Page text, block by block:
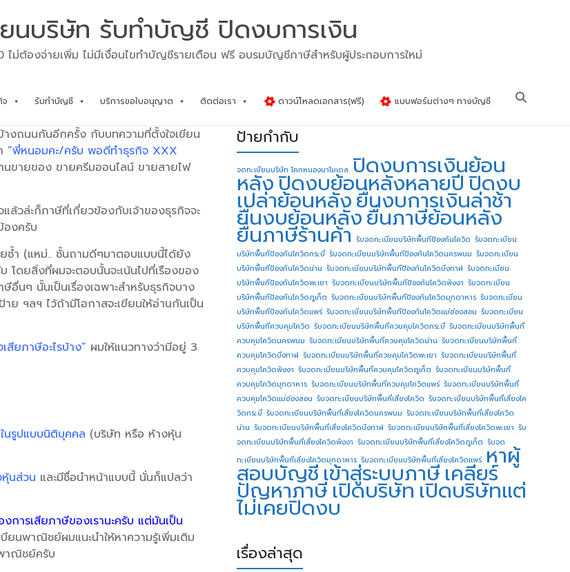
ยนบริษัท รับทำบัญชี ปิดงบการเงิน
ไม่ต้องจ่ายเพิ่ม ไม่มีเงื่อนไขทำบัญชีรายเดือน ฟรี อบรมบัญชีภาษีสำหรับผู้ประกอบการใหม่
จ รับทำบัญชี บริการขอใบอนุญาต ติดต่อเรา ดาวน์โหลดเอกสาร(ฟรี) แบบฟอร์มต่างๆ ทางบัญชี
งถนนกันอีกครั้ง กับบทความที่ตั้งใจเขียน
“พี่หนอมคะ/ครับ พอดีทำธุรกิจ XXX
ขายของ ขายครีมออนไลน์ ขายสายไฟ
วล่ะก็ภาษีที่เกี่ยวข้องกับเจ้าของธุรกิจจะ
งครับ
ยซ้ำ (แหม่.. ชั้นถามดีๆมาตอบแบบนี้ได้ยัง
โดยสิ่งที่ผมจะตอบนั้นจะเน้นไปที่เรืองของ
อื่นๆ นั้นเป็นเรื่องเฉพาะสำหรับธุรกิจบาง
ย ฯลฯ ไว้ถ้ามีโอกาสจะเขียนให้อ่านกันเป็น
สียภาษีอะไรบ้าง” ผมให้แนวทางว่ามีอยู่ 3
นรูปแบบนิติบุคคล (บริษัท หรือ ห้างหุ้น
หุ้นส่วน และมีชื่อนำหน้าแบบนี้ นั่นก็แปลว่า
ารเสียภาษีของเรานะครับ แต่มันเป็น
บียนพาณิชย์ผมแนะนำให้หาความรู้เพิ่มเติม
าณิชย์ครับ
ป้ายกำกับ
จดทะเบียนบริษัท โคกหนองนาโมเดล ปิดงบการเงินย้อน
หลังปิดงบย้อนหลังหลายปี ปิดงบ
เปล่าย้อนหลังยื่นงบการเงินล่าช้า
ยื่นงบย้อนหลังยื่นภาษีย้อนหลัง
ยื่นภาษีร้านค้า รับจดทะเบียนบริษัทพื้นทีป้องกันโควิด รับจดทะเบียน
บริษัทพื้นทีป้องกันโควิดกระบี่ รับจดทะเบียนบริษัทพื้นทีป้องกันโควิดนครพนม รับจดทะเบียน
บริษัทพื้นทีป้องกันโควิดน่าน รับจดทะเบียนบริษัทพื้นทีป้องกันโควิดบึงกาฬ รับจดทะเบียน
บริษัทพื้นทีป้องกันโควิดพะเยา รับจดทะเบียนบริษัทพื้นทีป้องกันโควิดพังงา รับจดทะเบียน
บริษัทพื้นทีป้องกันโควิดภูเก็ต รับจดทะเบียนบริษัทพื้นทีป้องกันโควิดมุกดาหาร รับจดทะเบียน
บริษัทพื้นทีป้องกันโควิดแพร่ รับจดทะเบียนบริษัทพื้นทีป้องกันโควิดแม่ฮ่องสอน รับจดทะเบียน
บริษัทพื้นที่ควบคุมโควิด รับจดทะเบียนบริษัทพื้นที่ควบคุมโควิดกระบี่ รับจดทะเบียนบริษัทพื้นที่
ควบคุมโควิดนครพนม รับจดทะเบียนบริษัทพื้นที่ควบคุมโควิดน่าน รับจดทะเบียนบริษัทพื้นที่
ควบคุมโควิดบึงกาฬ รับจดทะเบียนบริษัทพื้นที่ควบคุมโควิดพะเยา รับจดทะเบียนบริษัทพื้นที่
ควบคุมโควิดพังงา รับจดทะเบียนบริษัทพื้นที่ควบคุมโควิดภูเก็ต รับจดทะเบียนบริษัทพื้นที่
ควบคุมโควิดมุกดาหาร รับจดทะเบียนบริษัทพื้นที่ควบคุมโควิดแพร่ รับจดทะเบียนบริษัทพื้นที่
ควบคุมโควิดแม่ฮ่องสอน รับจดทะเบียนบริษัทพื้นที่เสี่ยงโควิด รับจดทะเบียนบริษัทพื้นที่เสี่ยงโค
วิดกระบี่ รับจดทะเบียนบริษัทพื้นที่เสี่ยงโควิดนครพนม รับจดทะเบียนบริษัทพื้นที่เสี่ยงโควิด
น่าน รับจดทะเบียนบริษัทพื้นที่เสี่ยงโควิดบึงกาฬ รับจดทะเบียนบริษัทพื้นที่เสี่ยงโควิดพะเยา รับ
จดทะเบียนบริษัทพื้นที่เสี่ยงโควิดพังงา รับจดทะเบียนบริษัทพื้นที่เสี่ยงโควิดภูเก็ต รับจด
ทะเบียนบริษัทพื้นที่เสี่ยงโควิดมุกดาหาร รับจดทะเบียนบริษัทพื้นที่เสี่ยงโควิดแพร่ หาผู้
สอบบัญชี เข้าสู่ระบบภาษี เคลียร์
ปัญหาภาษีเปิดบริษัทเปิดบริษัทแต่
ไม่เคยปิดงบ
เรื่องล่าสุด